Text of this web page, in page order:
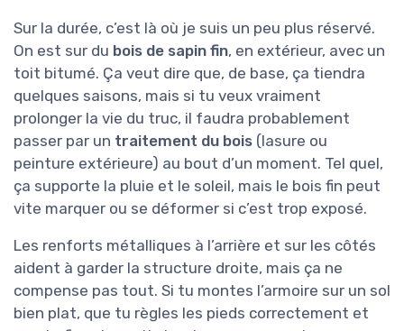
Sur la durée, c’est là où je suis un peu plus réservé.
On est sur du bois de sapin fin, en extérieur, avec un
toit bitumé. Ça veut dire que, de base, ça tiendra
quelques saisons, mais si tu veux vraiment
prolonger la vie du truc, il faudra probablement
passer par un traitement du bois (lasure ou
peinture extérieure) au bout d’un moment. Tel quel,
ça supporte la pluie et le soleil, mais le bois fin peut
vite marquer ou se déformer si c’est trop exposé.
Les renforts métalliques à l’arrière et sur les côtés
aident à garder la structure droite, mais ça ne
compense pas tout. Si tu montes l’armoire sur un sol
bien plat, que tu règles les pieds correctement et